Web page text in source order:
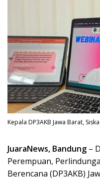
Kepala DP3AKB Jawa Barat,
JuaraNews, Bandung –
Perempuan,
Berencana (DP3AKB)